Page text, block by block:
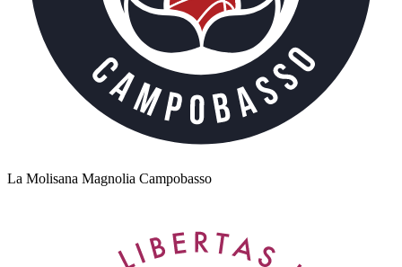
La Molisana Magnolia Campobasso